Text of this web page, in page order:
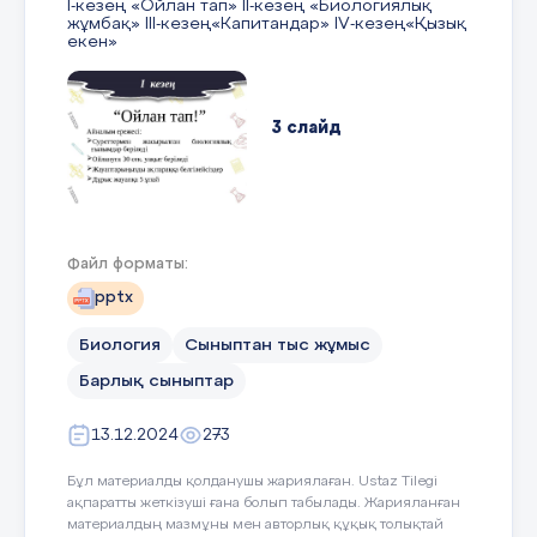
Жұмбақ Жүрмеңдер мені бөтен деп, Қажеті
жоқ екен деп. Синтездеймін ақуызды,
сұйықпын. Әрқашан осмос қысымын, Тұрақты
I-кезең «Ойлан тап» II-кезең «Биологиялық
жұмбақ» III-кезең«Капитандар» IV-кезең«Қызық
екен»
3 слайд
беріледі Жауаптарыңызды ақ параққа
белгілейсіздер Дұрыс жауапқа 5 ұпай
Файл форматы:
pptx
Биология Сыныптан тыс жұмыс
Барлық сыныптар
13.12.2024 273
Бұл материалды қолданушы жариялаған. Ustaz Tilegi
ақпаратты жеткізуші ғана болып табылады. Жарияланған
материалдың мазмұны мен авторлық құқық толықтай